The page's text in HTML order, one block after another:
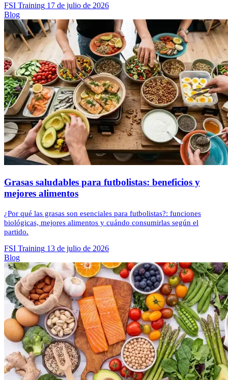
FSI Training 17 de julio de 2026
Blog
Grasas saludables para futbolistas: beneficios y
mejores alimentos
¿Por qué las grasas son esenciales para futbolistas?: funciones
biológicas, mejores alimentos y cuándo consumirlas según el
partido.
FSI Training 13 de julio de 2026
Blog